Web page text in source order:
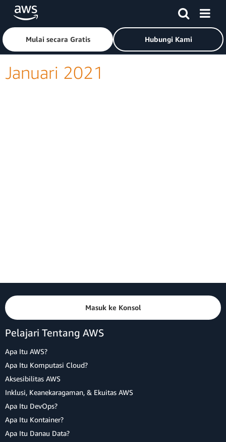
Lewati ke Konten Utama
Klik di sini untuk kembali ke halaman beranda Amazon
Mulai secara Gratis Hubungi Kami
Januari 2021
Masuk ke Konsol
Pelajari Tentang AWS
Apa Itu AWS?
Apa Itu Komputasi Cloud?
Aksesibilitas AWS
Inklusi, Keanekaragaman, & Ekuitas AWS
Apa Itu DevOps?
Apa Itu Kontainer?
Apa Itu Danau Data?